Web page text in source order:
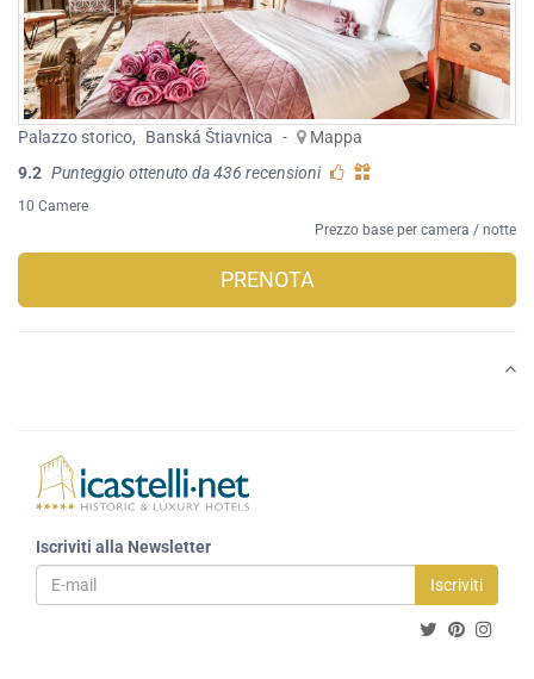
Palazzo storico, Banská Štiavnica -
Mappa
9.2 Punteggio ottenuto da 436 recensioni
10 Camere
Prezzo base per camera / notte
PRENOTA
Iscriviti alla Newsletter
Iscriviti